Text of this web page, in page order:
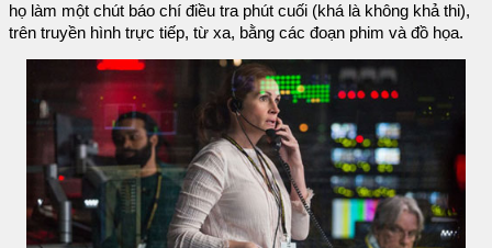
họ làm một chút báo chí điều tra phút cuối (khá là không khả thi),
trên truyền hình trực tiếp, từ xa, bằng các đoạn phim và đồ họa.